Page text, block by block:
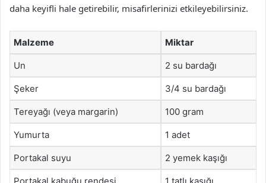
daha keyifli hale getirebilir, misafirlerinizi etkileyebilirsiniz.
Malzeme Miktar
Un 2 su bardağı
Şeker 3/4 su bardağı
Tereyağı (veya margarin) 100 gram
Yumurta 1 adet
Portakal suyu 2 yemek kaşığı